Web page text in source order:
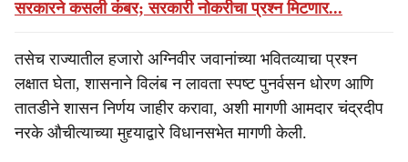
सरकारने कसली कंबर; सरकारी नोकरीचा प्रश्न मिटणार...
तसेच राज्यातील हजारो अग्निवीर जवानांच्या भवितव्याचा प्रश्न
लक्षात घेता, शासनाने विलंब न लावता स्पष्ट पुनर्वसन धोरण आणि
तातडीने शासन निर्णय जाहीर करावा, अशी मागणी आमदार चंद्रदीप
नरके औचीत्याच्या मुद्द्याद्वारे विधानसभेत मागणी केली.